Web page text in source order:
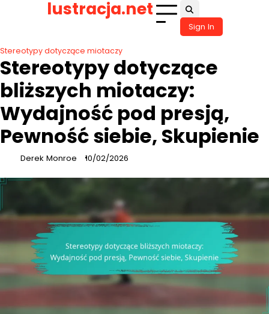
lustracja.net
Sign In
Stereotypy dotyczące miotaczy
Stereotypy dotyczące
bliższych miotaczy:
Wydajność pod presją,
Pewność siebie, Skupienie
Derek Monroe 10/02/2026